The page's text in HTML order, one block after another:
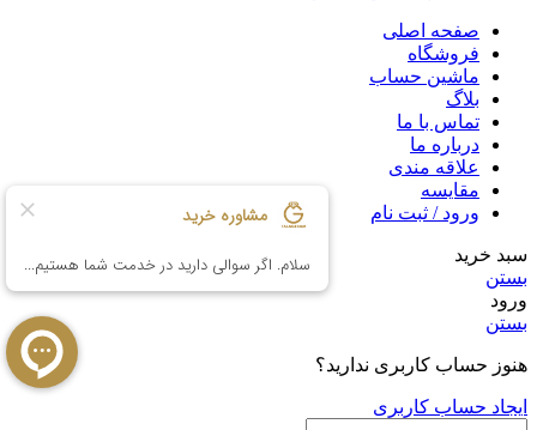
صفحه اصلی
فروشگاه
ماشین حساب
بلاگ
تماس با ما
درباره ما
علاقه مندی
مقایسه
ورود / ثبت نام
سبد خرید
بستن
ورود
بستن
هنوز حساب کاربری ندارید؟
ایجاد حساب کاربری